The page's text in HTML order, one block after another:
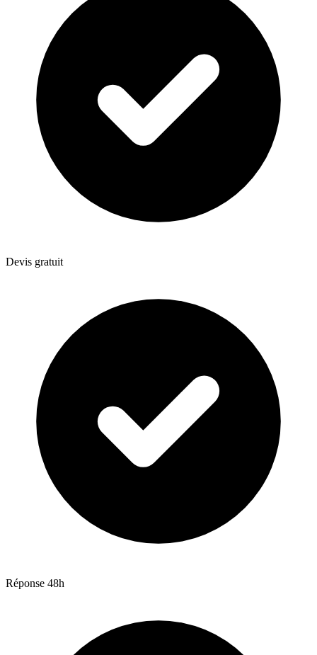
Devis gratuit
Réponse 48h